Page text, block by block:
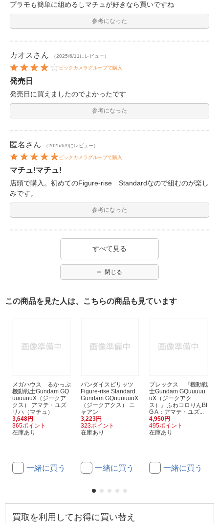
プラモも簡単に組めるしマチュが好きなら買いですね
参考になった
カオス さん （2025/6/11にレビュー）
ビックカメラグループで購入
発売日
発売日に買えましたのでよかったです
参考になった
匿名 さん （2025/6/9にレビュー）
ビックカメラグループで購入
マチュ!マチュ!
店頭で購入。初めてのFigure-rise Standardなので組むのが楽し
みです。
参考になった
すべて見る
閉じる
この商品を見た人は、こちらの商品も見ています
メガハウス るかっぷ
機動戦士Gundam GQ
uuuuuuX（ジークア
クス） アマテ・ユズ
リハ（マチュ）
3,648円
365ポイント
在庫あり
一緒に買う
バンダイスピリッツ
Figure-rise Standard
Gundam GQuuuuuuX
（ジークアクス） ニ
ャアン
3,223円
323ポイント
在庫あり
一緒に買う
プレックス 『機動戦
士Gundam GQuuuuu
uX（ジークアク
ス）』ふわコロりんBI
G A：アマテ・ユズ...
4,950円
495ポイント
在庫あり
一緒に買う
買取を利用してお得に買い替え